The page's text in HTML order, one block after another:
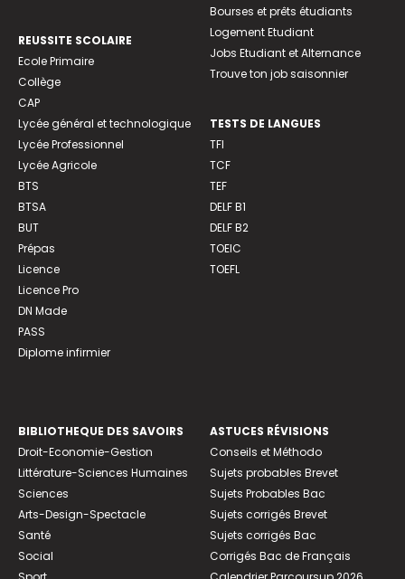
REUSSITE SCOLAIRE
Ecole Primaire
Collège
CAP
Lycée général et technologique
Lycée Professionnel
Lycée Agricole
BTS
BTSA
BUT
Prépas
Licence
Licence Pro
DN Made
PASS
Diplome infirmier
Bourses et prêts étudiants
Logement Etudiant
Jobs Etudiant et Alternance
Trouve ton job saisonnier
TESTS DE LANGUES
TFI
TCF
TEF
DELF B1
DELF B2
TOEIC
TOEFL
BIBLIOTHEQUE DES SAVOIRS
Droit-Economie-Gestion
Littérature-Sciences Humaines
Sciences
Arts-Design-Spectacle
Santé
Social
ASTUCES RÉVISIONS
Conseils et Méthodo
Sujets probables Brevet
Sujets Probables Bac
Sujets corrigés Brevet
Sujets corrigés Bac
Corrigés Bac de Français